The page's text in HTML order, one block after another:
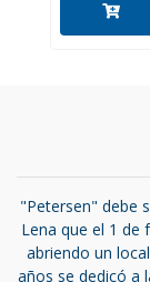
"Petersen" debe
Lena que el 1 de
abriendo un
años se dedicó a